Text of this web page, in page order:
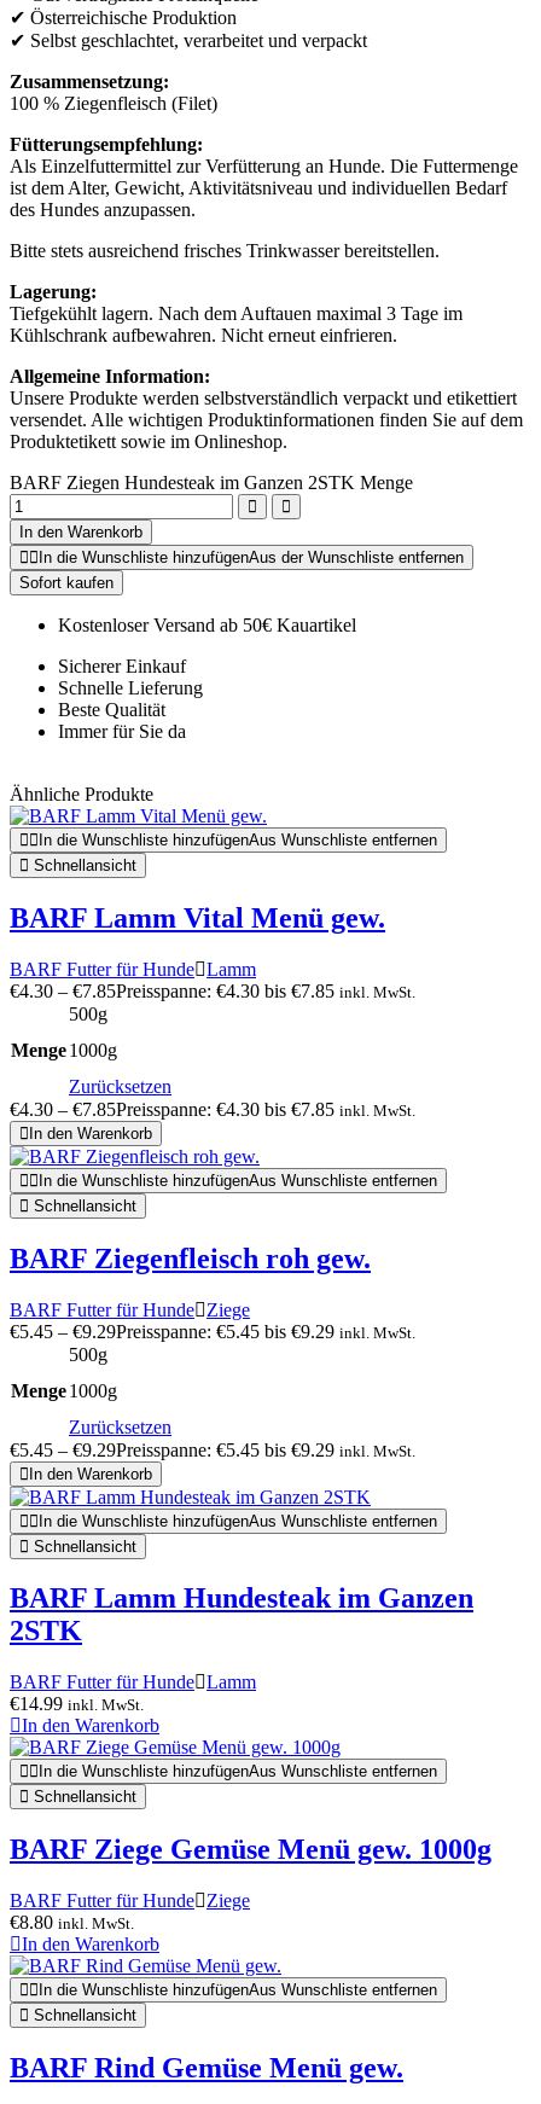
✔ Österreichische Produktion
✔ Selbst geschlachtet, verarbeitet und verpackt
Zusammensetzung:
100 % Ziegenfleisch (Filet)
Fütterungsempfehlung:
Als Einzelfuttermittel zur Verfütterung an Hunde. Die Futtermenge
ist dem Alter, Gewicht, Aktivitätsniveau und individuellen Bedarf
des Hundes anzupassen.
Bitte stets ausreichend frisches Trinkwasser bereitstellen.
Lagerung:
Tiefgekühlt lagern. Nach dem Auftauen maximal 3 Tage im
Kühlschrank aufbewahren. Nicht erneut einfrieren.
Allgemeine Information:
Unsere Produkte werden selbstverständlich verpackt und etikettiert
versendet. Alle wichtigen Produktinformationen finden Sie auf dem
Produktetikett sowie im Onlineshop.
BARF Ziegen Hundesteak im Ganzen 2STK Menge
In den Warenkorb
In die Wunschliste hinzufügenAus der Wunschliste entfernen
Sofort kaufen
Kostenloser Versand ab 50€ Kauartikel
Sicherer Einkauf
Schnelle Lieferung
Beste Qualität
Immer für Sie da
Ähnliche Produkte
In die Wunschliste hinzufügenAus Wunschliste entfernen
Schnellansicht
BARF Lamm Vital Menü gew.
BARF Futter für Hunde Lamm
€4.30 – €7.85Preisspanne: €4.30 bis €7.85 inkl. MwSt.
Menge
500g
1000g
Zurücksetzen
€4.30 – €7.85Preisspanne: €4.30 bis €7.85 inkl. MwSt.
In den Warenkorb
In die Wunschliste hinzufügenAus Wunschliste entfernen
Schnellansicht
BARF Ziegenfleisch roh gew.
BARF Futter für Hunde
Ziege
€5.45 – €9.29Preisspanne: €5.45 bis €9.29 inkl. MwSt.
Menge
500g
1000g
Zurücksetzen
€5.45 – €9.29Preisspanne: €5.45 bis €9.29 inkl. MwSt.
In den Warenkorb
In die Wunschliste hinzufügenAus Wunschliste entfernen
Schnellansicht
BARF Lamm Hundesteak im Ganzen
2STK
BARF Futter für Hunde Lamm
€14.99 inkl. MwSt.
In den Warenkorb
In die Wunschliste hinzufügenAus Wunschliste entfernen
Schnellansicht
BARF Ziege Gemüse Menü gew. 1000g
BARF Futter für Hunde
Ziege
€8.80 inkl. MwSt.
In den Warenkorb
In die Wunschliste hinzufügenAus Wunschliste entfernen
Schnellansicht
BARF Rind Gemüse Menü gew.